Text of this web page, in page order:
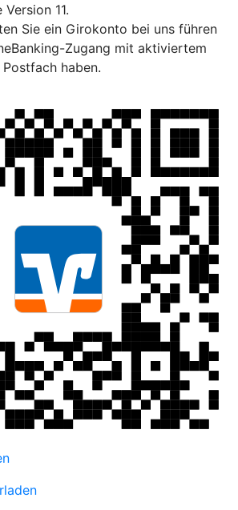
11.
Sie ein Girokonto bei uns führen
Zugang mit aktiviertem
haben.